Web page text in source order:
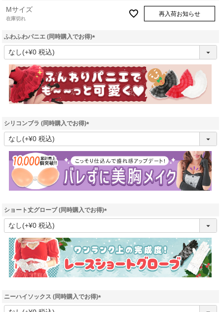
Mサイズ
在庫切れ
再入荷お知らせ
ふわふわパニエ (同時購入でお得)
(
須
)
シリコンブラ (同時購入でお得)
(
須
)
ショート丈グローブ (同時購入でお得)
(
須
)
ニーハイソックス (同時購入でお得)
(